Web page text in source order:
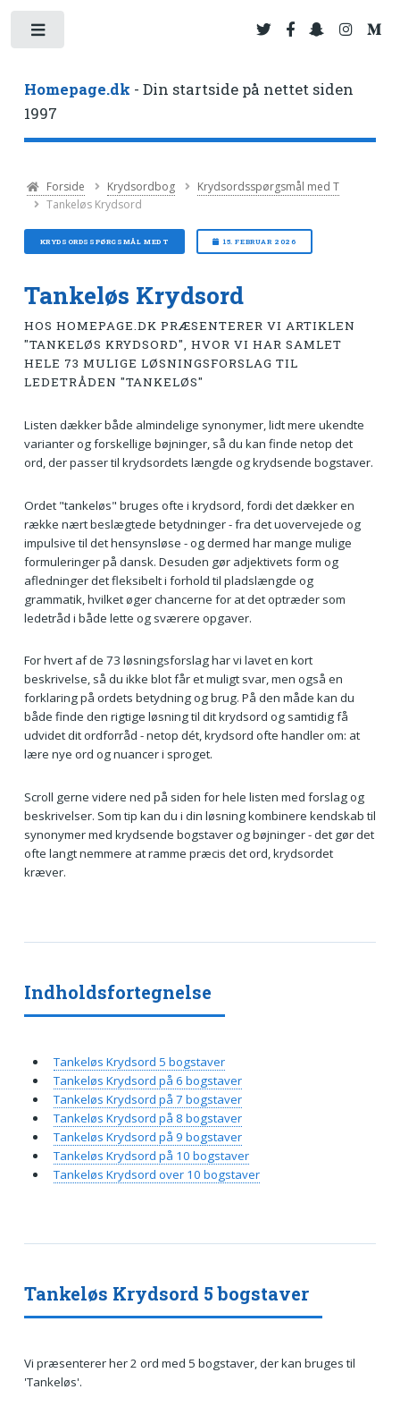
Homepage.dk - Din startside på nettet siden
1997
Forside Krydsordbog
Krydsordsspørgsmål med T
Tankeløs Krydsord
KRYDSORDSSPØRGSMÅL MED T 15. FEBRUAR 2026
Tankeløs Krydsord
HOS HOMEPAGE.DK PRÆSENTERER VI ARTIKLEN
"TANKELØS KRYDSORD", HVOR VI HAR SAMLET
HELE 73 MULIGE LØSNINGSFORSLAG TIL
LEDETRÅDEN "TANKELØS"
Listen dækker både almindelige synonymer, lidt mere ukendte
varianter og forskellige bøjninger, så du kan finde netop det
ord, der passer til krydsordets længde og krydsende bogstaver.
Ordet "tankeløs" bruges ofte i krydsord, fordi det dækker en
række nært beslægtede betydninger - fra det uovervejede og
impulsive til det hensynsløse - og dermed har mange mulige
formuleringer på dansk. Desuden gør adjektivets form og
afledninger det fleksibelt i forhold til pladslængde og
grammatik, hvilket øger chancerne for at det optræder som
ledetråd i både lette og sværere opgaver.
For hvert af de 73 løsningsforslag har vi lavet en kort
beskrivelse, så du ikke blot får et muligt svar, men også en
forklaring på ordets betydning og brug. På den måde kan du
både finde den rigtige løsning til dit krydsord og samtidig få
udvidet dit ordforråd - netop dét, krydsord ofte handler om: at
lære nye ord og nuancer i sproget.
Scroll gerne videre ned på siden for hele listen med forslag og
beskrivelser. Som tip kan du i din løsning kombinere kendskab til
synonymer med krydsende bogstaver og bøjninger - det gør det
ofte langt nemmere at ramme præcis det ord, krydsordet
kræver.
Tankeløs Krydsord 5 bogstaver
Vi præsenterer her 2 ord med 5 bogstaver, der kan bruges til
'Tankeløs'.
Indholdsfortegnelse
Tankeløs Krydsord 5 bogstaver
Tankeløs Krydsord på 6 bogstaver
Tankeløs Krydsord på 7 bogstaver
Tankeløs Krydsord på 8 bogstaver
Tankeløs Krydsord på 9 bogstaver
Tankeløs Krydsord på 10 bogstaver
Tankeløs Krydsord over 10 bogstaver